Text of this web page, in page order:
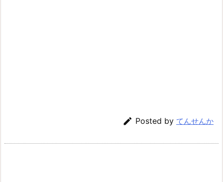
 Posted by てんせんか